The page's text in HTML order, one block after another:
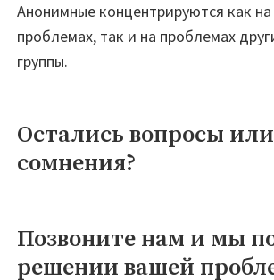
Анонимные концентрируются как на
проблемах, так и на проблемах
группы.
Остались вопросы или
сомнения?
Позвоните нам и мы
решении вашей